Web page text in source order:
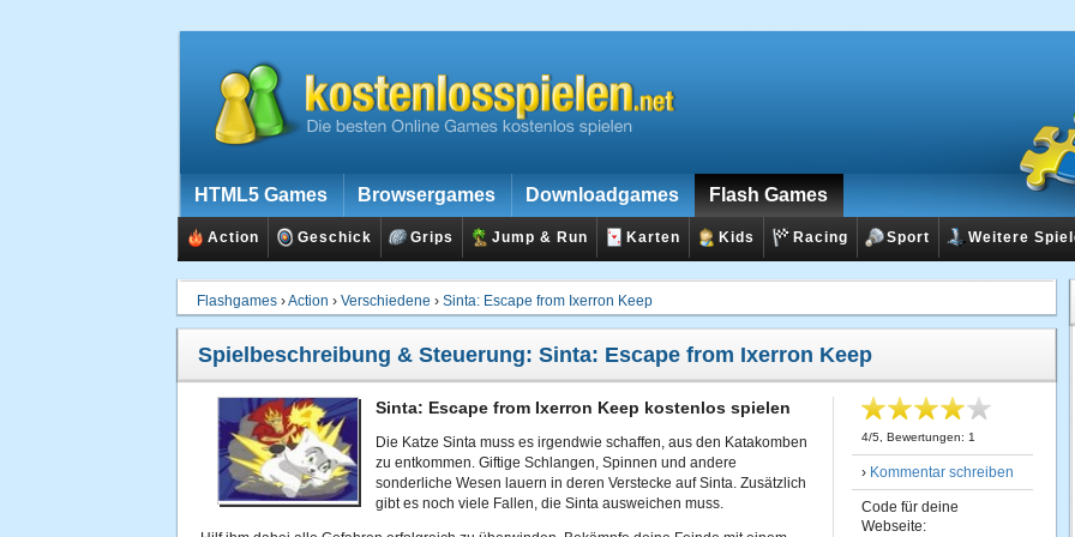
HTML5 Games Browsergames Downloadgames Flash Games
Action Geschick Grips Jump & Run Karten Kids Racing Sport Weitere
Flashgames ›Action › Verschiedene › Sinta: Escape from Ixerron Keep
Spielbeschreibung & Steuerung: Sinta: Escape from Ixerron Keep
Sinta: Escape from Ixerron Keep kostenlos spielen
Die Katze Sinta muss es irgendwie schaffen, aus den Katakomben
zu entkommen. Giftige Schlangen, Spinnen und andere
sonderliche Wesen lauern in deren Verstecke auf Sinta. Zusätzlich
gibt es noch viele Fallen, die Sinta ausweichen muss.
4/5 , Bewertungen: 1
› Kommentar schreiben
Code für deine
Webseite: